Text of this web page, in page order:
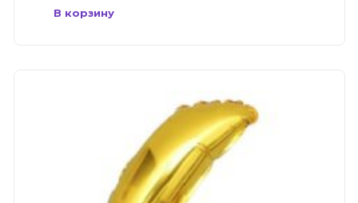
В корзину